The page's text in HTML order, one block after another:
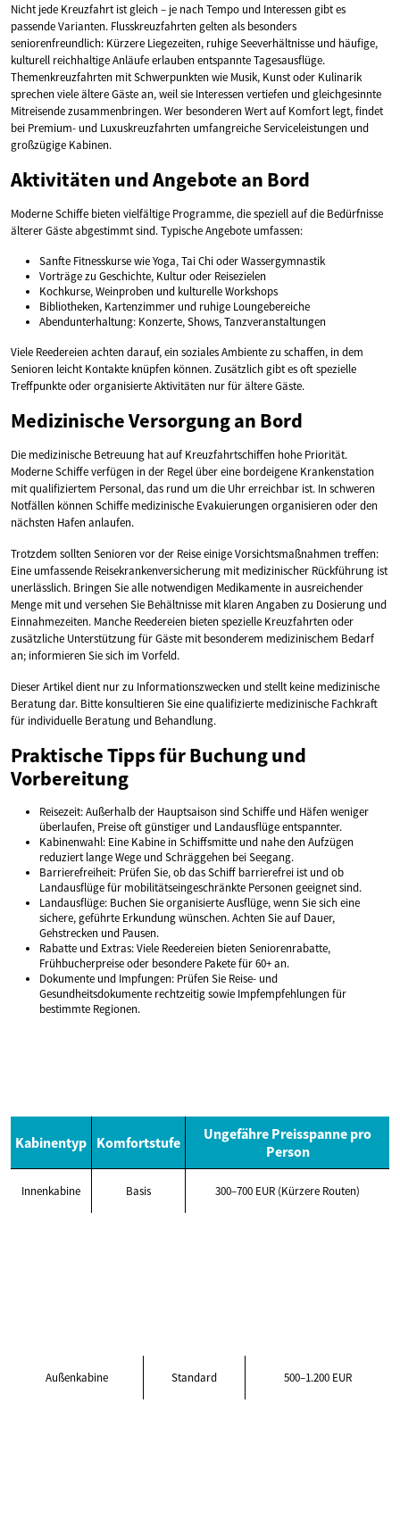
Nicht jede Kreuzfahrt ist gleich – je nach Tempo und Interessen gibt es
passende Varianten. Flusskreuzfahrten gelten als besonders
seniorenfreundlich: Kürzere Liegezeiten, ruhige Seeverhältnisse und häufige,
kulturell reichhaltige Anläufe erlauben entspannte Tagesausflüge.
Themenkreuzfahrten mit Schwerpunkten wie Musik, Kunst oder Kulinarik
sprechen viele ältere Gäste an, weil sie Interessen vertiefen und gleichgesinnte
Mitreisende zusammenbringen. Wer besonderen Wert auf Komfort legt, findet
bei Premium- und Luxuskreuzfahrten umfangreiche Serviceleistungen und
großzügige Kabinen.
Aktivitäten und Angebote an Bord
Moderne Schiffe bieten vielfältige Programme, die speziell auf die Bedürfnisse
älterer Gäste abgestimmt sind. Typische Angebote umfassen:
Sanfte Fitnesskurse wie Yoga, Tai Chi oder Wassergymnastik
Vorträge zu Geschichte, Kultur oder Reisezielen
Kochkurse, Weinproben und kulturelle Workshops
Bibliotheken, Kartenzimmer und ruhige Loungebereiche
Abendunterhaltung: Konzerte, Shows, Tanzveranstaltungen
Viele Reedereien achten darauf, ein soziales Ambiente zu schaffen, in dem
Senioren leicht Kontakte knüpfen können. Zusätzlich gibt es oft spezielle
Treffpunkte oder organisierte Aktivitäten nur für ältere Gäste.
Medizinische Versorgung an Bord
Die medizinische Betreuung hat auf Kreuzfahrtschiffen hohe Priorität.
Moderne Schiffe verfügen in der Regel über eine bordeigene Krankenstation
mit qualifiziertem Personal, das rund um die Uhr erreichbar ist. In schweren
Notfällen können Schiffe medizinische Evakuierungen organisieren oder den
nächsten Hafen anlaufen.
Trotzdem sollten Senioren vor der Reise einige Vorsichtsmaßnahmen treffen:
Eine umfassende Reisekrankenversicherung mit medizinischer Rückführung ist
unerlässlich. Bringen Sie alle notwendigen Medikamente in ausreichender
Menge mit und versehen Sie Behältnisse mit klaren Angaben zu Dosierung und
Einnahmezeiten. Manche Reedereien bieten spezielle Kreuzfahrten oder
zusätzliche Unterstützung für Gäste mit besonderem medizinischem Bedarf
an; informieren Sie sich im Vorfeld.
Dieser Artikel dient nur zu Informationszwecken und stellt keine medizinische
Beratung dar. Bitte konsultieren Sie eine qualifizierte medizinische Fachkraft
für individuelle Beratung und Behandlung.
Praktische Tipps für Buchung und
Vorbereitung
Reisezeit: Außerhalb der Hauptsaison sind Schiffe und Häfen weniger
überlaufen, Preise oft günstiger und Landausflüge entspannter.
Kabinenwahl: Eine Kabine in Schiffsmitte und nahe den Aufzügen
reduziert lange Wege und Schräggehen bei Seegang.
Barrierefreiheit: Prüfen Sie, ob das Schiff barrierefrei ist und ob
Landausflüge für mobilitätseingeschränkte Personen geeignet sind.
Landausflüge: Buchen Sie organisierte Ausflüge, wenn Sie sich eine
sichere, geführte Erkundung wünschen. Achten Sie auf Dauer,
Gehstrecken und Pausen.
Rabatte und Extras: Viele Reedereien bieten Seniorenrabatte,
Frühbucherpreise oder besondere Pakete für 60+ an.
Dokumente und Impfungen: Prüfen Sie Reise- und
Gesundheitsdokumente rechtzeitig sowie Impfempfehlungen für
bestimmte Regionen.
Kabinentyp Komfortstufe
Ungefähre Preisspanne pro
Person
Innenkabine Basis 300–700 EUR (Kürzere Routen)
Außenkabine Standard 500–1.200 EUR